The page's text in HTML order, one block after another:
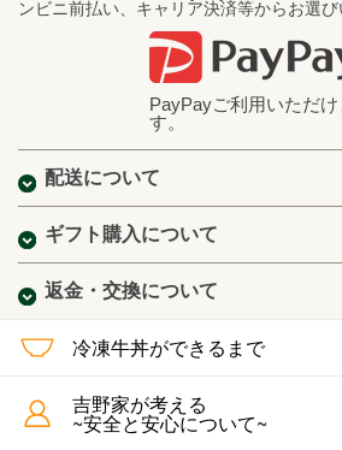
ンビニ前払い、キャリア決済等からお選び
PayPayご利用いただけ
す。
配送について
ギフト購入について
返金・交換について
冷凍牛丼ができるまで
吉野家が考える
~安全と安心について~